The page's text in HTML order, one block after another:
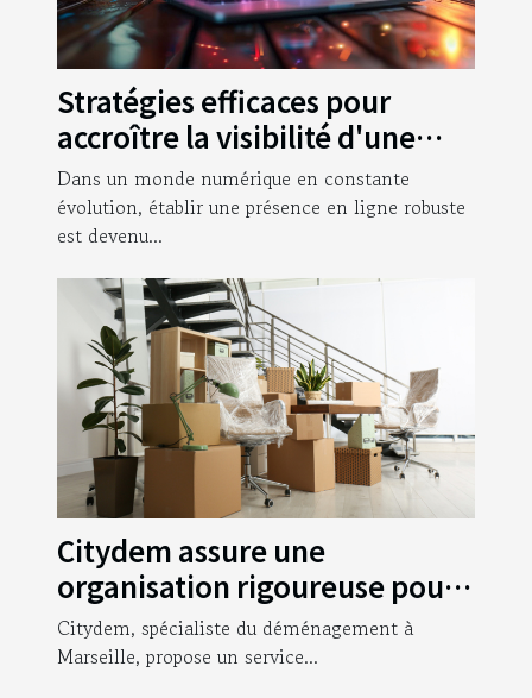
Stratégies efficaces pour
accroître la visibilité d'une
entreprise en ligne
Dans un monde numérique en constante
évolution, établir une présence en ligne robuste
est devenu...
Citydem assure une
organisation rigoureuse pour
votre déménagement
d’entreprise à Marseille !
Citydem, spécialiste du déménagement à
Marseille, propose un service...